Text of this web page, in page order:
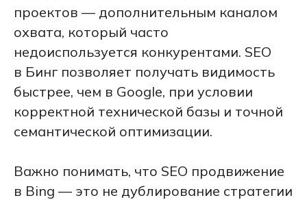
проектов — дополнительным каналом
охвата, который часто
недоиспользуется конкурентами. SEO
в Бинг позволяет получать видимость
быстрее, чем в Google, при условии
корректной технической базы и точной
семантической оптимизации.
Важно понимать, что SEO продвижение
в Bing — это не дублирование стратегии